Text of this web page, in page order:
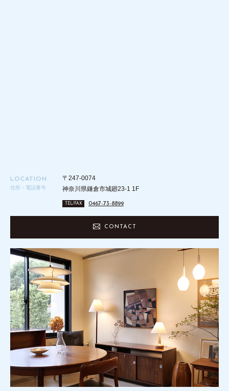
LOCATION
住所・電話番号
〒247-0074
神奈川県鎌倉市城廻23-1 1F
TEL/FAX 0467-73-8899
CONTACT